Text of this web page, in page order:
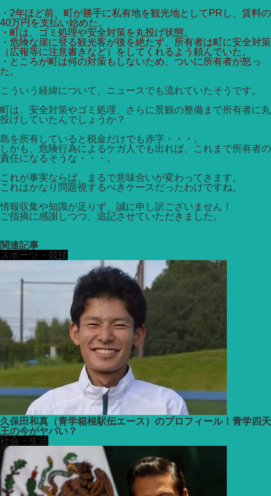
・2年ほど前、町が勝手に私有地を観光地としてPRし、賃料の
40万円を支払い始めた。
・町は、ゴミ処理や安全対策を丸投げ状態。
・危険な崖に登る観光客が後を絶たず、所有者は町に安全対策
（広報等に注意書きなど）をしてくれるよう頼んでいた。
・ところが町は何の対策もしないため、ついに所有者が怒っ
た。
こういう経緯について、ニュースでも流れていたそうです。
町は、安全対策やゴミ処理、さらに景観の整備まで所有者に丸
投げしていたんでしょうか？
島を所有していると税金だけでも赤字・・・。
しかも、危険行為によるケガ人でも出れば、これまで所有者の
責任になるそうな・・・。
これが事実ならば、まるで意味合いが変わってきます。
これはかなり問題視するべきケースだったわけですね。
情報収集や知識が足りず、誠に申し訳ございません！
ご指摘に感謝しつつ、追記させていただきました。
関連記事
スポーツ・競技
久保田和真（青学箱根駅伝エース）のプロフィール！青学四天
王の今がヤバい？
社会・生活